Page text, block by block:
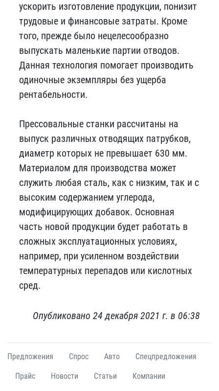
ускорить изготовление продукции, понизит
трудовые и финансовые затраты. Кроме
того, прежде было нецелесообразно
выпускать маленькие партии отводов.
Данная технология помогает производить
одиночные экземпляры без ущерба
рентабельности.
Прессовальные станки рассчитаны на
выпуск различных отводящих патрубков,
диаметр которых не превышает 630 мм.
Материалом для производства может
служить любая сталь, как с низким, так и с
высоким содержанием углерода,
модифицирующих добавок. Основная
часть новой продукции будет работать в
сложных эксплуатационных условиях,
например, при усиленном воздействии
температурных перепадов или кислотных
сред.
Опубликовано 24 декабря 2021 г. в 06:38
Предложения Спрос Авто Спецпредложения
Прайс Новости Статьи Компании